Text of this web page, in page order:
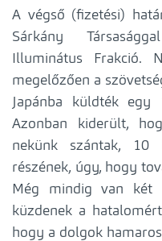
A végső (fizetési)
Sárkány
Illuminátus Frakció.
megelőzően a
Japánba küldték
Azonban kiderült,
nekünk szántak,
részének, úgy, hogy
Még mindig van két
küzdenek a
hogy a dolgok